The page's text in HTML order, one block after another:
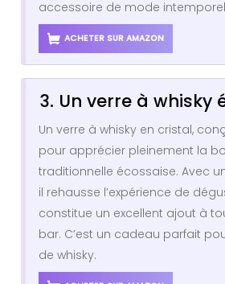
accessoire de mode
ACHETER SUR AMAZON
3. Un verre à whisky
Un verre à whisky en cristal,
pour apprécier pleinement la
traditionnelle écossaise. Avec
il rehausse l’expérience de
constitue un excellent ajout à
bar. C’est un cadeau parfait
de whisky.